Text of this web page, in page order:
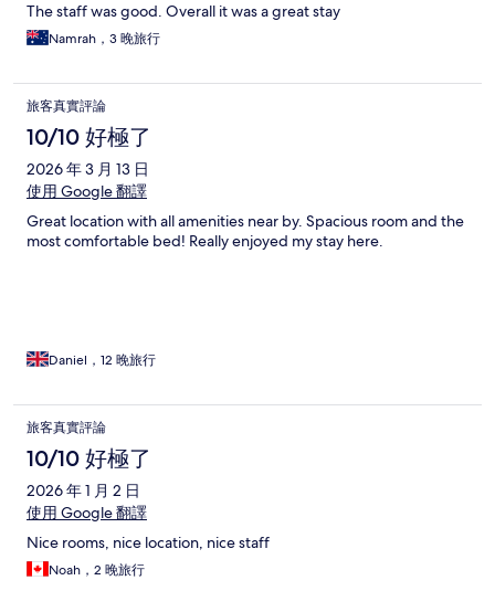
The staff was good. Overall it was a great stay
Namrah，3 晚旅行
旅客真實評論
10/10 好極了
2026 年 3 月 13 日
使用 Google 翻譯
Great location with all amenities near by. Spacious room and the
most comfortable bed! Really enjoyed my stay here.
Daniel，12 晚旅行
旅客真實評論
10/10 好極了
2026 年 1 月 2 日
使用 Google 翻譯
Nice rooms, nice location, nice staff
Noah，2 晚旅行